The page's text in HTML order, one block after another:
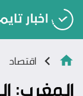
اقتصاد